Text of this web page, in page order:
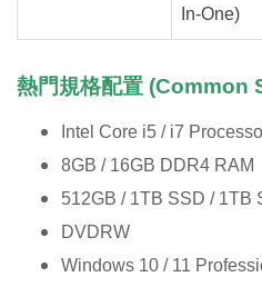
In-One)
熱門規格配置 (Common
Intel Core i5 / i7
8GB / 16GB DDR4 RAM
512GB / 1TB SSD / 1TB
DVDRW
Windows 10 / 11